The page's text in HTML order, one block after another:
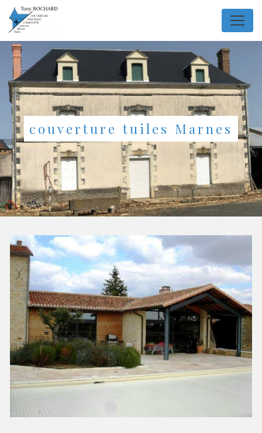
Panneau de gestion des cookies
couverture tuiles Marnes